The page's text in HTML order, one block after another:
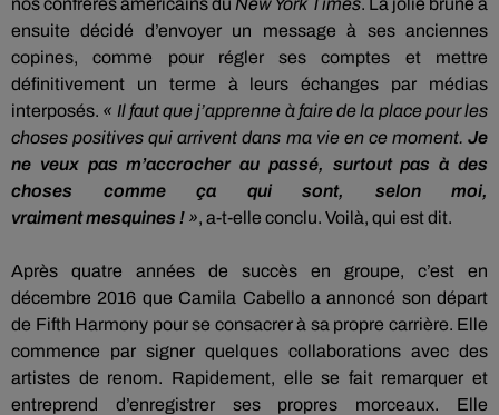
nos confrères américains du New York Times. La jolie brune a
ensuite décidé d’envoyer un message à ses anciennes
copines, comme pour régler ses comptes et mettre
définitivement un terme à leurs échanges par médias
interposés. « Il faut que j’apprenne à faire de la place pour les
choses positives qui arrivent dans mavie en ce moment. Je
ne veux pas m’accrocher au passé, surtout pas à des
choses comme ça qui sont, selon moi,
vraimentmesquines ! », a-t-elle conclu. Voilà, qui est dit.
Après quatre années
de succès en groupe, c’est en
décembre 2016 que Camila Cabello a annoncé son départ
de Fifth Harmony pour se consacrer à sa propre carrière. Elle
commence par signer quelques collaborations avec des
artistes de renom. Rapidement, elle se fait remarquer et
entreprend d’enregistrer ses propres morceaux.
Elle